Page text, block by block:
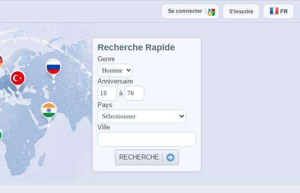
Se connecter S'inscrire FR
Recherche Rapide
Genre
Anniversaire
à
Pays
Ville